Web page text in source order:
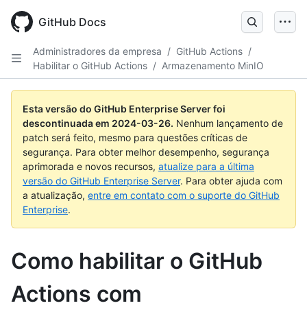
main
GitHub Docs
Administradores da empresa / GitHub Actions /
Habilitar o GitHub Actions / Armazenamento MinIO
Esta versão do GitHub Enterprise Server foi
descontinuada em 2024-03-26. Nenhum lançamento de
patch será feito, mesmo para questões críticas de
segurança. Para obter melhor desempenho, segurança
aprimorada e novos recursos, atualize para a última
versão do GitHub Enterprise Server. Para obter ajuda com
a atualização, entre em contato com o suporte do GitHub
Enterprise.
Como habilitar o GitHub
Actions com